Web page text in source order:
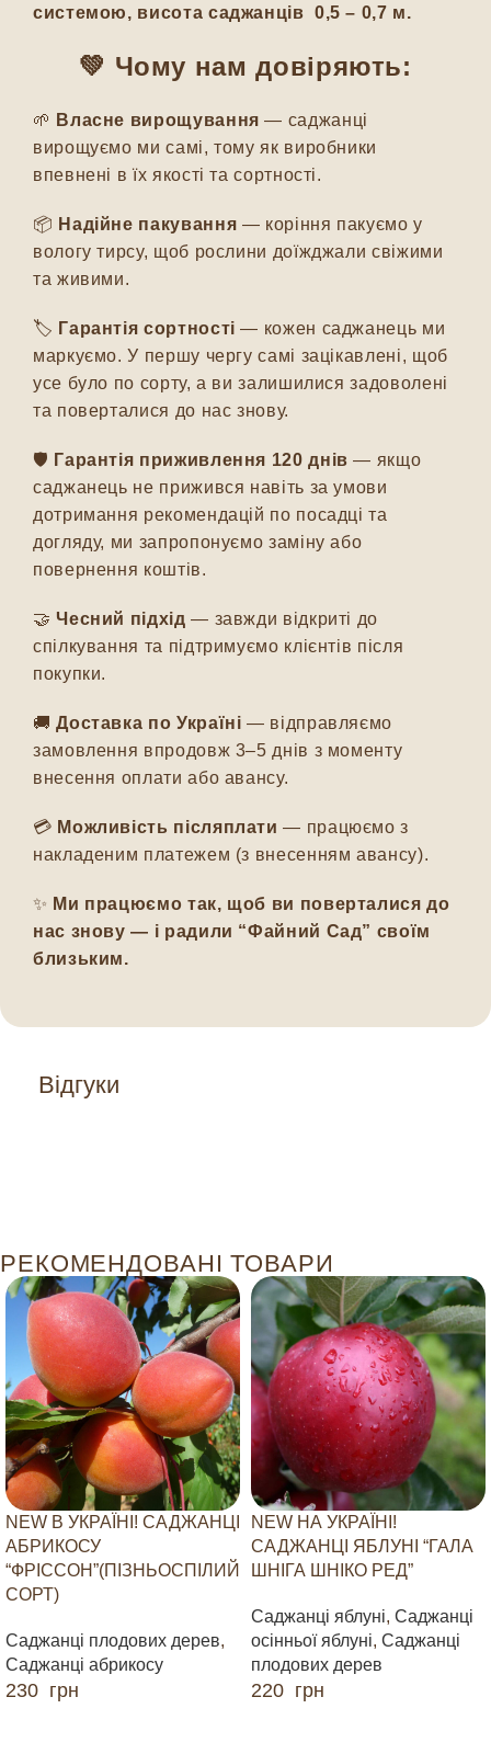
Відгуки
системою, висота саджанців 0,5 – 0,7 м.
💚 Чому нам довіряють:
🌱 Власне вирощування — саджанці
вирощуємо ми самі, тому як виробники
впевнені в їх якості та сортності.
📦 Надійне пакування — коріння пакуємо у
вологу тирсу, щоб рослини доїжджали свіжими
та живими.
🏷️ Гарантія сортності — кожен саджанець ми
маркуємо. У першу чергу самі зацікавлені, щоб
усе було по сорту, а ви залишилися задоволені
та поверталися до нас знову.
🛡️ Гарантія приживлення 120 днів — якщо
саджанець не прижився навіть за умови
дотримання рекомендацій по посадці та
догляду, ми запропонуємо заміну або
повернення коштів.
🤝Чесний підхід — завжди відкриті до
спілкування та підтримуємо клієнтів після
покупки.
🚚Доставка по Україні — відправляємо
замовлення впродовж 3–5 днів з моменту
внесення оплати або авансу.
💳 Можливість післяплати — працюємо з
накладеним платежем (з внесенням авансу).
✨ Ми працюємо так, щоб ви поверталися до
нас знову — і радили “Файний Сад” своїм
близьким.
РЕКОМЕНДОВАНІ ТОВАРИ
NEW В УКРАЇНІ! САДЖАНЦІ
АБРИКОСУ
“ФРІССОН”(ПІЗНЬОСПІЛИЙ
СОРТ)
Саджанці плодових дерев,
Саджанці абрикосу
230 грн
NEW НА УКРАЇНІ!
САДЖАНЦІ ЯБЛУНІ “ГАЛА
ШНІГА ШНІКО РЕД”
Саджанці яблуні, Саджанці
осінньої яблуні, Саджанці
плодових дерев
220 грн